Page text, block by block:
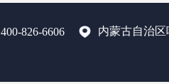
400-826-6606 内蒙古自治